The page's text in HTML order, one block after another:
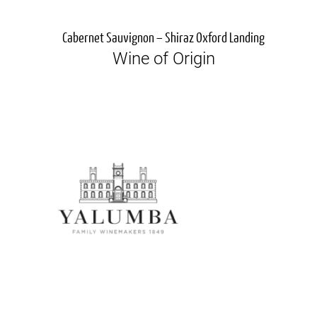
Cabernet Sauvignon – Shiraz Oxford Landing
Wine of Origin